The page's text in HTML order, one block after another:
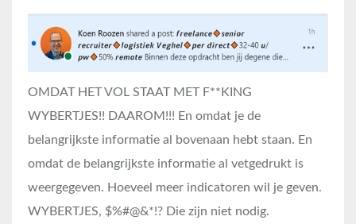
OMDAT HET VOL STAAT MET F**KING
WYBERTJES!! DAAROM!!! En omdat je de
belangrijkste informatie al bovenaan hebt staan. En
omdat de belangrijkste informatie al vetgedrukt is
weergegeven. Hoeveel meer indicatoren wil je geven.
WYBERTJES, $%#@&*!? Die zijn niet nodig.